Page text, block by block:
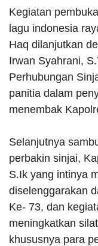
Kegiatan
lagu indonesia
Haq dilanjutkan
Irwan Syahrani,
Perhubungan
panitia dalam
menembak
Selanjutnya
perbakin sinjai,
S.Ik yang intinya
diselenggarakan
Ke- 73, dan
meningkatkan
khususnya para